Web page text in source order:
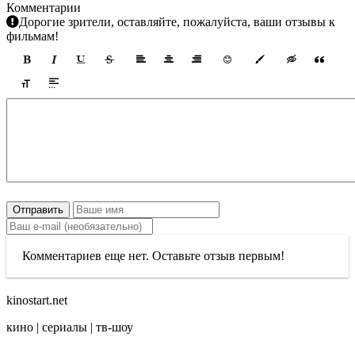
Комментарии
Дорогие зрители, оставляйте, пожалуйста, ваши отзывы к
фильмам!
Отправить
Комментариев еще нет. Оставьте отзыв первым!
kinostart.net
кино | сериалы | тв-шоу